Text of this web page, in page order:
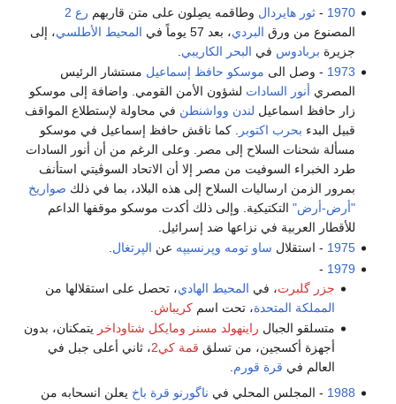
1970
-ثور هايردال وطاقمه يصِلون على متن قاربهم رع 2
المصنوع من ورق البردي، بعد 57 يوماً في المحيط الأطلسي، إلى
جزيرة بربادوس في البحر الكاريبي
1973 - وصل الى موسكو حافظ إسماعيل مستشار الرئيس
المصري أنور السادات لشؤون الأمن القومي. واضافة إلى موسكو
زار حافظ اسماعيل لندن وواشنطن في محاولة لإستطلاع المواقف
قبيل البدء بحرب اكتوبر
. كما ناقش حافظ إسماعيل في موسكو
مسألة شحنات السلاح إلى مصر. وعلى الرغم من أن أنور السادات
طرد الخبراء السوفيت من مصر إلا أن الاتحاد السوڤيتي استأنف
بمرور الزمن ارساليات السلاح إلى هذه البلاد، بما في ذلك صواريخ
"أرض-أرض" التكتيكية. وإلى ذلك أكدت موسكو موقفها الداعم
للأقطار العربية في نزاعها ضد إسرائيل.
1975 - استقلال ساو تومه وپرنسيپه عن الپرتغال.
1979
-
جزر گلبرت، في المحيط الهادي، تحصل على استقلالها من
المملكة المتحدة، تحت اسم كريباش
متسلقو الجبال راينهولد مسنر ومايكل شتاوداخر يتمكنان، بدون
أجهزة أكسجين، من تسلق قمة كي2
، ثاني أعلى جبل في
العالم في قرة قورم
1988 - المجلس المحلي في ناگورنو قرة باخ يعلن انسحابه من